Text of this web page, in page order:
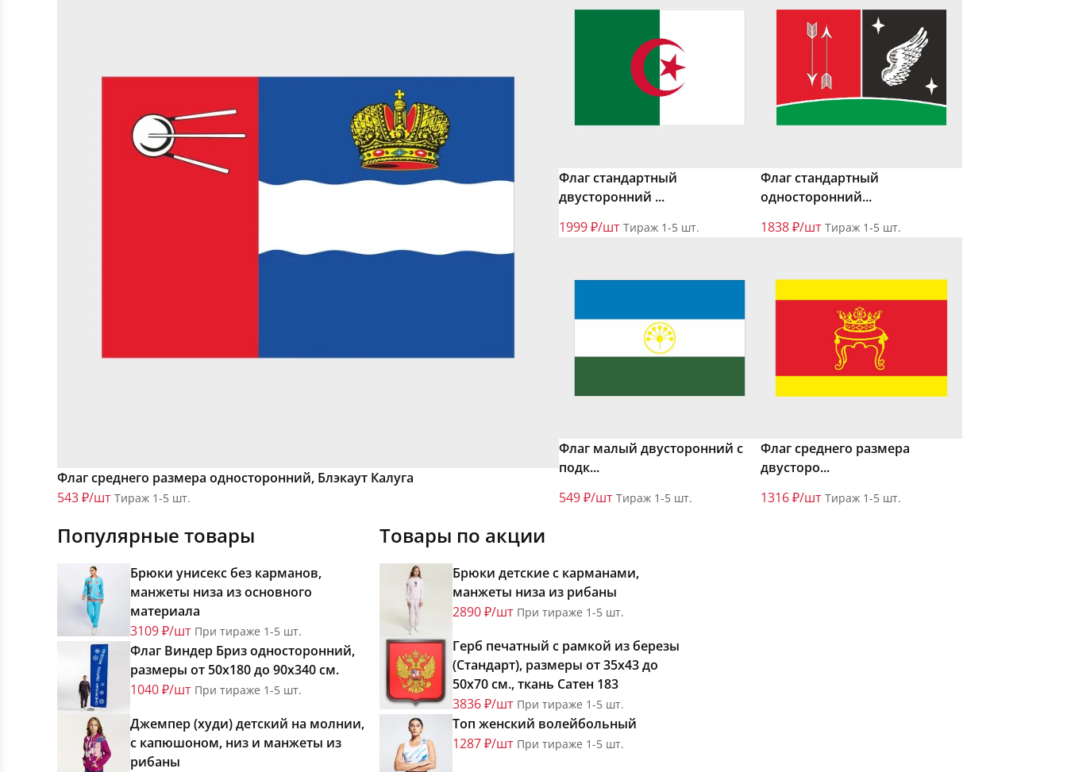
Флаг среднего размера односторонний, Блэкаут Калуга
543 ₽/шт Тираж 1-5 шт.
Флаг стандартный
двусторонний ...
1999 ₽/шт Тираж 1-5 шт.
Флаг стандартный
односторонний...
1838 ₽/шт Тираж 1-5 шт.
Флаг малый двусторонний с
подк...
549 ₽/шт Тираж 1-5 шт.
Флаг среднего размера
двусторо...
1316 ₽/шт Тираж 1-5 шт.
Популярные товары
Брюки унисекс без карманов,
манжеты низа из основного
материала
3109 ₽/шт При тираже 1-5 шт.
Флаг Виндер Бриз односторонний,
размеры от 50х180 до 90х340 см.
1040 ₽/шт При тираже 1-5 шт.
Джемпер (худи) детский на молнии,
с капюшоном, низ и манжеты из
рибаны
Товары по акции
Брюки детские с карманами,
манжеты низа из рибаны
2890 ₽/шт При тираже 1-5 шт.
Герб печатный с рамкой из березы
(Стандарт), размеры от 35х43 до
50х70 см., ткань Сатен 183
3836 ₽/шт При тираже 1-5 шт.
Топ женский волейбольный
1287 ₽/шт При тираже 1-5 шт.